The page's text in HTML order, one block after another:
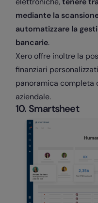
mediante la
automatizzare la
bancarie.
Xero offre inoltre la
finanziari
panoramica completa
aziendale.
10. Smartsheet